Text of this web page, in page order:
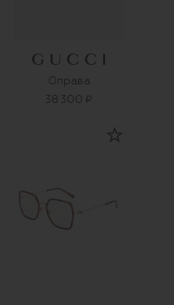
Оправа
38 300 ₽